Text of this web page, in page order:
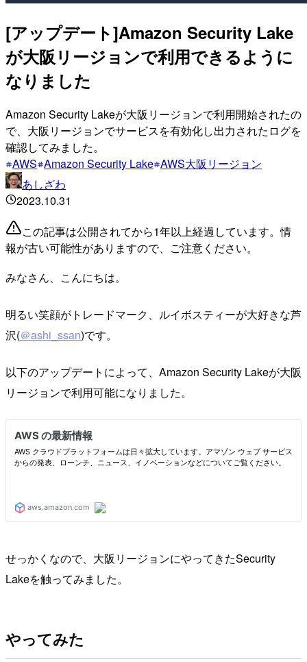
[アップデート]Amazon Security Lake
が大阪リージョンで利用できるように
なりました
Amazon Security Lakeが大阪リージョンで利用開始されたの
で、大阪リージョンでサービスを有効化し出力されたログを
確認してみました。
AWS Amazon Security Lake AWS大阪リージョン
あしざわ
2023.10.31
この記事は公開されてから1年以上経過しています。情
報が古い可能性がありますので、ご注意ください。
みなさん、こんにちは。
明るい笑顔がトレードマーク、ルイボスティーが大好きな芦
沢(＠ashi_ssan)です。
以下のアップデートによって、Amazon Security Lakeが大阪
リージョンで利用可能になりました。
せっかくなので、大阪リージョンにやってきたSecurity
Lakeを触ってみました。
やってみた